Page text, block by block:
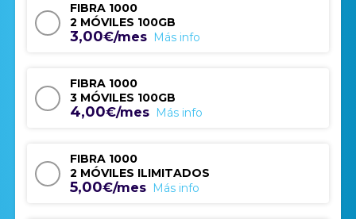
FIBRA 1000
2 MÓVILES 100GB
3,00€/mes Más info
FIBRA 1000
3 MÓVILES 100GB
4,00€/mes Más info
FIBRA 1000
2 MÓVILES ILIMITADOS
5,00€/mes Más info